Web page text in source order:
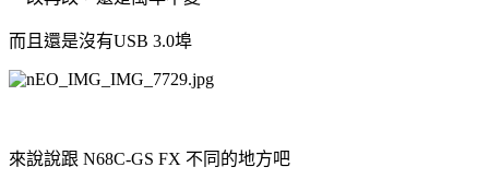
而且還是沒有USB 3.0埠
來說說跟 N68C-GS FX 不同的地方吧